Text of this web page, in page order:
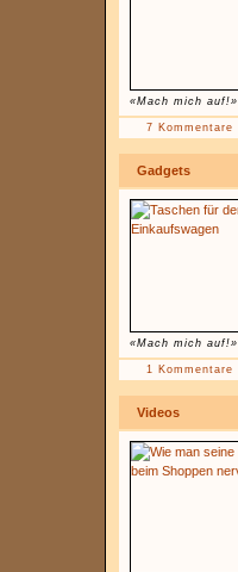
«Mach mich auf!»
7 Kommentare
Gadgets
«Mach mich auf!»
1 Kommentare
Videos